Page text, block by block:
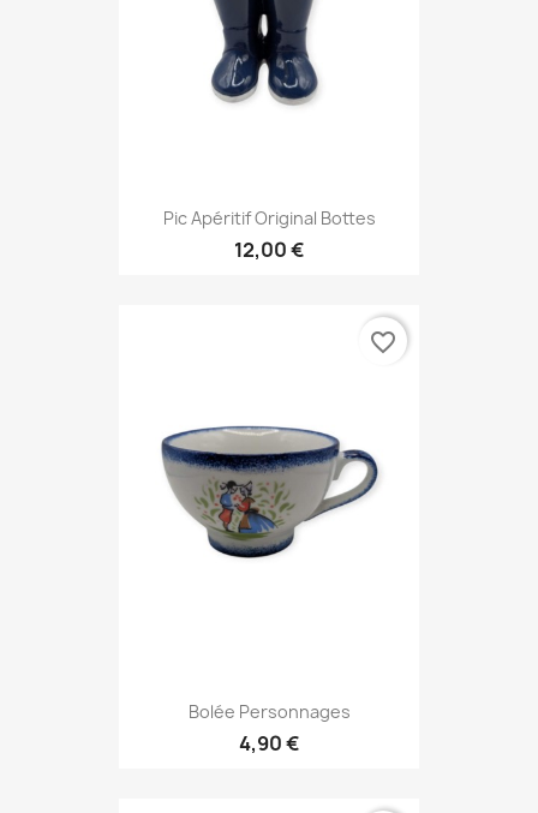
Pic Apéritif Original Bottes
12,00 €
Bolée Personnages
4,90 €
favorite_border